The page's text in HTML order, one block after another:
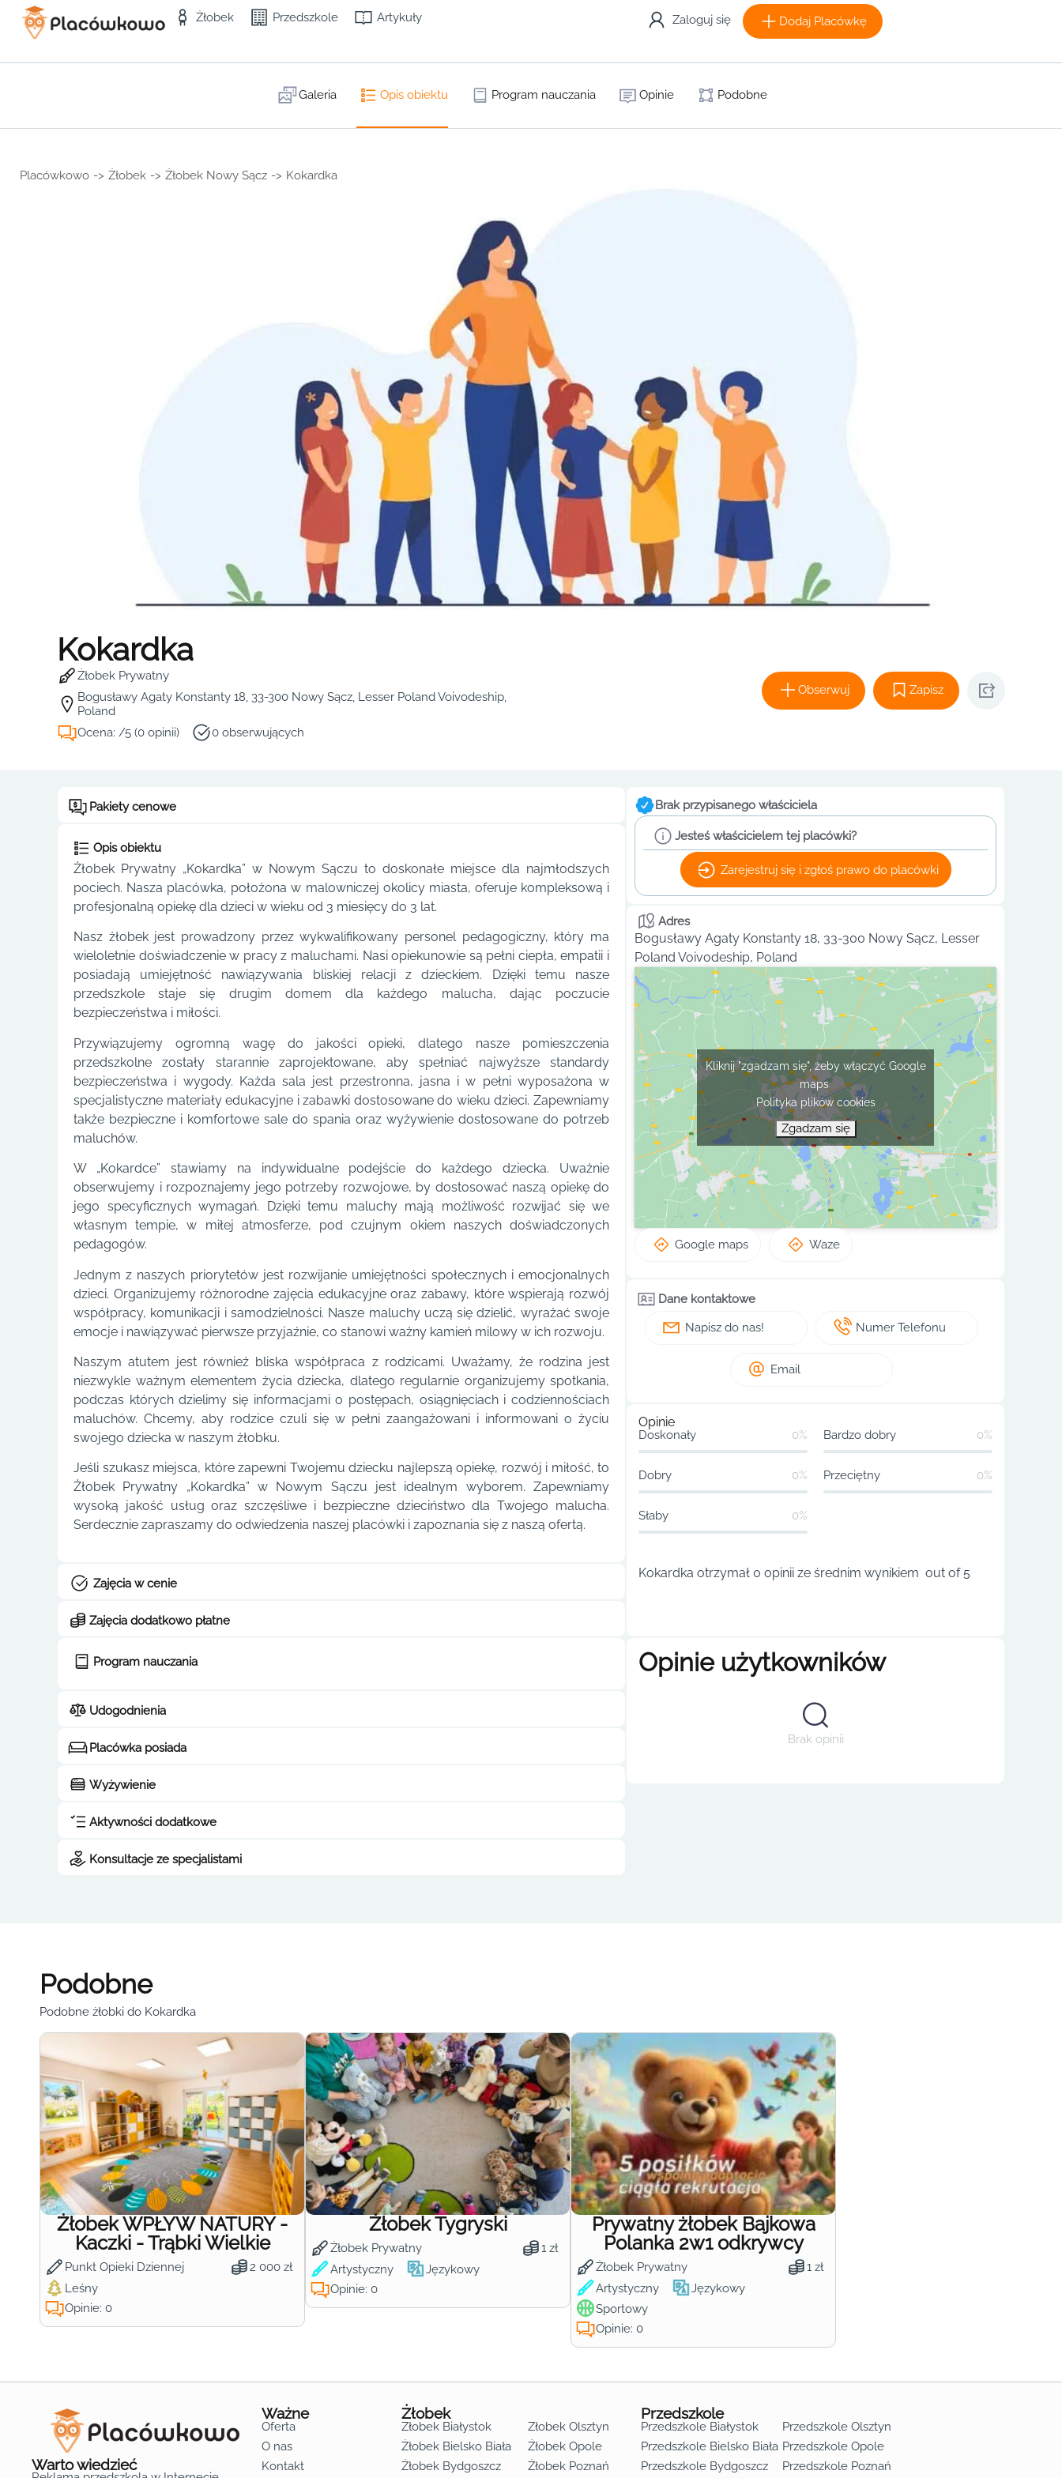
Żłobek Przedszkole Artykuły Zaloguj się Dodaj Placówkę
Galeria Opis obiektu Program nauczania Opinie Podobne
Placówkowo -> Żłobek -> Żłobek Nowy Sącz -> Kokardka
Kokardka
Żłobek Prywatny
Bogusławy Agaty Konstanty 18, 33-300 Nowy Sącz, Lesser Poland Voivodeship,
Poland
Ocena: /5 (0 opinii)
0 obserwujących
Obserwuj Zapisz
Pakiety cenowe
Opis obiektu
Żłobek Prywatny „Kokardka” w Nowym Sączu to doskonałe miejsce dla najmłodszych
pociech. Nasza placówka, położona w malowniczej okolicy miasta, oferuje kompleksową i
profesjonalną opiekę dla dzieci w wieku od 3 miesięcy do 3 lat.
Nasz żłobek jest prowadzony przez wykwalifikowany personel pedagogiczny, który ma
wieloletnie doświadczenie w pracy z maluchami. Nasi opiekunowie są pełni ciepła, empatii i
posiadają umiejętność nawiązywania bliskiej relacji z dzieckiem. Dzięki temu nasze
przedszkole staje się drugim domem dla każdego malucha, dając poczucie
bezpieczeństwa i miłości.
Przywiązujemy ogromną wagę do jakości opieki, dlatego nasze pomieszczenia
przedszkolne zostały starannie zaprojektowane, aby spełniać najwyższe standardy
bezpieczeństwa i wygody. Każda sala jest przestronna, jasna i w pełni wyposażona w
specjalistyczne materiały edukacyjne i zabawki dostosowane do wieku dzieci. Zapewniamy
także bezpieczne i komfortowe sale do spania oraz wyżywienie dostosowane do potrzeb
maluchów.
W „Kokardce” stawiamy na indywidualne podejście do każdego dziecka. Uważnie
obserwujemy i rozpoznajemy jego potrzeby rozwojowe, by dostosować naszą opiekę do
jego specyficznych wymagań. Dzięki temu maluchy mają możliwość rozwijać się we
własnym tempie, w miłej atmosferze, pod czujnym okiem naszych doświadczonych
pedagogów.
Jednym z naszych priorytetów jest rozwijanie umiejętności społecznych i emocjonalnych
dzieci. Organizujemy różnorodne zajęcia edukacyjne oraz zabawy, które wspierają rozwój
współpracy, komunikacji i samodzielności. Nasze maluchy uczą się dzielić, wyrażać swoje
emocje i nawiązywać pierwsze przyjaźnie, co stanowi ważny kamień milowy w ich rozwoju.
Naszym atutem jest również bliska współpraca z rodzicami. Uważamy, że rodzina jest
niezwykle ważnym elementem życia dziecka, dlatego regularnie organizujemy spotkania,
podczas których dzielimy się informacjami o postępach, osiągnięciach i codziennościach
maluchów. Chcemy, aby rodzice czuli się w pełni zaangażowani i informowani o życiu
swojego dziecka w naszym żłobku.
Jeśli szukasz miejsca, które zapewni Twojemu dziecku najlepszą opiekę, rozwój i miłość, to
Żłobek Prywatny „Kokardka” w Nowym Sączu jest idealnym wyborem. Zapewniamy
wysoką jakość usług oraz szczęśliwe i bezpieczne dzieciństwo dla Twojego malucha.
Serdecznie zapraszamy do odwiedzenia naszej placówki i zapoznania się z naszą ofertą.
Zajęcia w cenie
Zajęcia dodatkowo płatne
Program nauczania
Udogodnienia
Placówka posiada
Wyżywienie
Aktywności dodatkowe
Konsultacje ze specjalistami
Brak przypisanego właściciela
Jesteś właścicielem tej placówki?
Zarejestruj się i zgłoś prawo do placówki
Adres
Bogusławy Agaty Konstanty 18, 33-300 Nowy Sącz, Lesser
Poland Voivodeship, Poland
Kliknij "zgadzam się", żeby włączyć Google
maps
Polityka plików cookies
Zgadzam się
Google maps Waze
Dane kontaktowe
Napisz do nas!
Numer Telefonu
Email
Opinie
Doskonały 0% Bardzo dobry 0%
Dobry 0% Przeciętny 0%
Słaby 0%
Kokardka otrzymał 0 opinii ze średnim wynikiem out of 5
Opinie użytkowników
Brak opinii
Podobne
Podobne żłobki do Kokardka
Żłobek WPŁYW NATURY -
Kaczki - Trąbki Wielkie
Punkt Opieki Dziennej 2 000 zł
Leśny
Opinie: 0
Żłobek Tygryski
Żłobek Prywatny 1 zł
Artystyczny Językowy
Opinie: 0
Prywatny żłobek Bajkowa
Polanka 2w1 odkrywcy
Żłobek Prywatny 1 zł
Artystyczny
Językowy
Sportowy
Opinie: 0
Warto wiedzieć
Ważne
Oferta
O nas
Kontakt
Żłobek
Żłobek Białystok
Żłobek Bielsko Biała
Żłobek Bydgoszcz
Żłobek Olsztyn
Żłobek Opole
Żłobek Poznań
Przedszkole
Przedszkole Białystok
Przedszkole Bielsko Biała
Przedszkole Bydgoszcz
Przedszkole Olsztyn
Przedszkole Opole
Przedszkole Poznań